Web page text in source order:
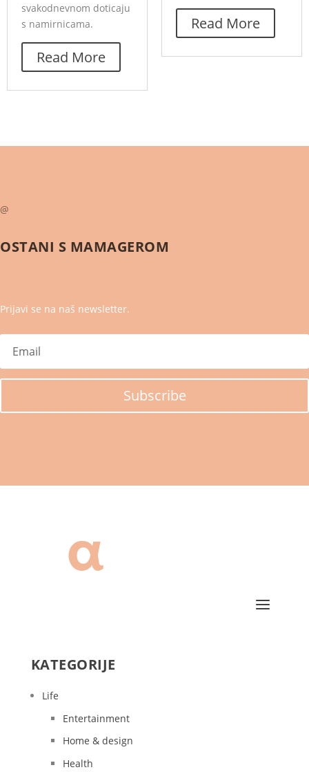
svakodnevnom doticaju
s namirnicama.
Read More
Read More
@
OSTANI S MAMAGEROM
Prijavi se na naš newsletter.
Subscribe
KATEGORIJE
Life
Entertainment
Home & design
Health